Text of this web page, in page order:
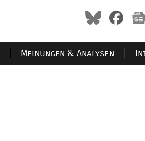
Meinungen & Analysen